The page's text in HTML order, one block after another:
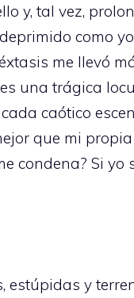
y, tal vez,
como
me llevó
una trágica
caótico
que mi
condena? Si yo
y